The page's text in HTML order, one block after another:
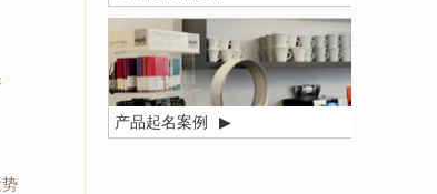
产品起名案例 ▶